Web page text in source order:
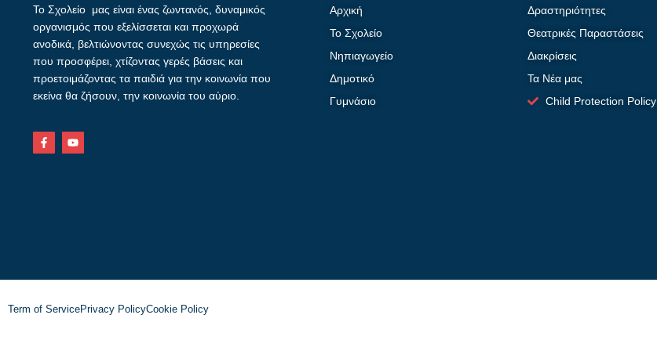
Το Σχολείο μας είναι ένας ζωντανός, δυναμικός
οργανισμός που εξελίσσεται και προχωρά
ανοδικά, βελτιώνοντας συνεχώς τις υπηρεσίες
που προσφέρει, χτίζοντας γερές βάσεις και
προετοιμάζοντας τα παιδιά για την κοινωνία που
εκείνα θα ζήσουν, την κοινωνία του αύριο.
Αρχική
Το Σχολείο
Νηπιαγωγείο
Δημοτικό
Γυμνάσιο
Δραστηριότητες
Θεατρικές Παραστάσεις
Διακρίσεις
Τα Νέα μας
Child Protection Policy
Term of ServicePrivacy PolicyCookie Policy